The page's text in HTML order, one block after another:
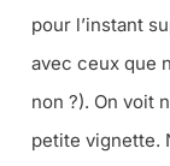
pour l’instant
avec ceux que
non ?). On voit
petite vignette.